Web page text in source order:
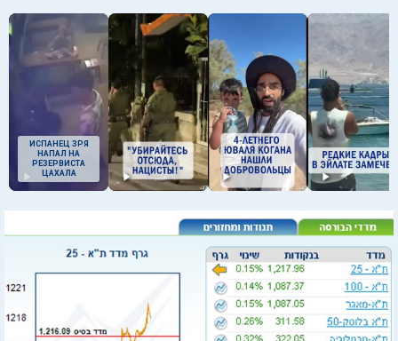
ИСПАНЕЦ ЗРЯ
НАПАЛ НА
РЕЗЕРВИСТА
ЦАХАЛА